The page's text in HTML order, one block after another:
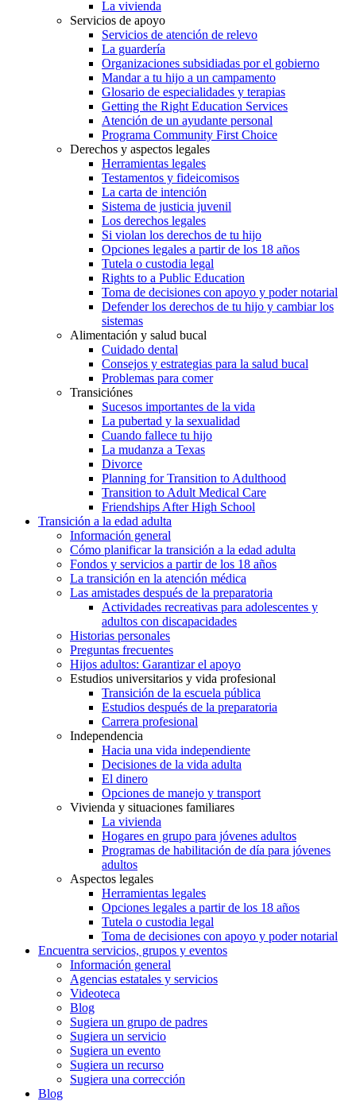
La vivienda
Servicios de apoyo
Servicios de atención de relevo
La guardería
Organizaciones subsidiadas por el gobierno
Mandar a tu hijo a un campamento
Glosario de especialidades y terapias
Getting the Right Education Services
Atención de un ayudante personal
Programa Community First Choice
Derechos y aspectos legales
Herramientas legales
Testamentos y fideicomisos
La carta de intención
Sistema de justicia juvenil
Los derechos legales
Si violan los derechos de tu hijo
Opciones legales a partir de los 18 años
Tutela o custodia legal
Rights to a Public Education
Toma de decisiones con apoyo y poder notarial
Defender los derechos de tu hijo y cambiar los
sistemas
Alimentación y salud bucal
Cuidado dental
Consejos y estrategias para la salud bucal
Problemas para comer
Transiciónes
Sucesos importantes de la vida
La pubertad y la sexualidad
Cuando fallece tu hijo
La mudanza a Texas
Divorce
Planning for Transition to Adulthood
Transition to Adult Medical Care
Friendships After High School
Transición a la edad adulta
Información general
Cómo planificar la transición a la edad adulta
Fondos y servicios a partir de los 18 años
La transición en la atención médica
Las amistades después de la preparatoria
Actividades recreativas para adolescentes y
adultos con discapacidades
Historias personales
Preguntas frecuentes
Hijos adultos: Garantizar el apoyo
Estudios universitarios y vida profesional
Transición de la escuela pública
Estudios después de la preparatoria
Carrera profesional
Independencia
Hacia una vida independiente
Decisiones de la vida adulta
El dinero
Opciones de manejo y transport
Vivienda y situaciones familiares
La vivienda
Hogares en grupo para jóvenes adultos
Programas de habilitación de día para jóvenes
adultos
Aspectos legales
Herramientas legales
Opciones legales a partir de los 18 años
Tutela o custodia legal
Toma de decisiones con apoyo y poder notarial
Encuentra servicios, grupos y eventos
Información general
Agencias estatales y servicios
Videoteca
Blog
Sugiera un grupo de padres
Sugiera un servicio
Sugiera un evento
Sugiera un recurso
Sugiera una corrección
Blog